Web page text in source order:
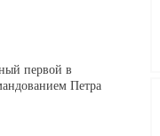
первой в
Петра